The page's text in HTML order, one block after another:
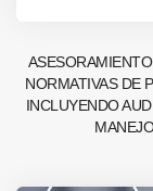
NORMATIVAS DE
INCLUYENDO